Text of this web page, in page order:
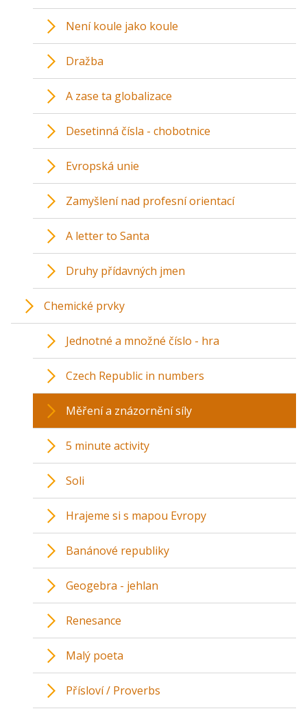
Není koule jako koule
Dražba
A zase ta globalizace
Desetinná čísla - chobotnice
Evropská unie
Zamyšlení nad profesní orientací
A letter to Santa
Druhy přídavných jmen
Chemické prvky
Jednotné a množné číslo - hra
Czech Republic in numbers
Měření a znázornění síly
5 minute activity
Soli
Hrajeme si s mapou Evropy
Banánové republiky
Geogebra - jehlan
Renesance
Malý poeta
Přísloví / Proverbs